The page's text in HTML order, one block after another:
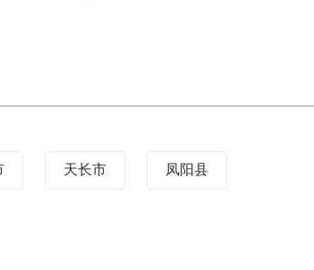
天长市 凤阳县